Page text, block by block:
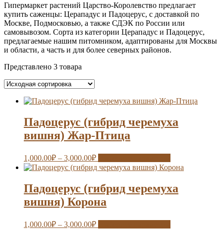
Гипермаркет растений Царство-Королевство предлагает
купить саженцы: Церападус и Падоцерус, с доставкой по
Москве, Подмосковью, а также СДЭК по России или
самовывозом. Сорта из категории Церападус и Падоцерус,
предлагаемые нашим питомником, адаптированы для Москвы
и области, а часть и для более северных районов.
Представлено 3 товара
Падоцерус (гибрид черемуха
вишня) Жар-Птица
1,000.00₽ – 3,000.00₽
Падоцерус (гибрид черемуха
вишня) Корона
1,000.00₽ – 3,000.00₽